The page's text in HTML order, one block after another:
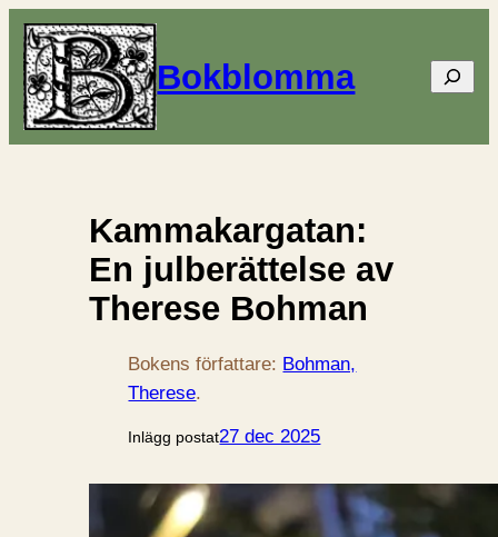
Bokblomma Sök
Kammakargatan:
En julberättelse av
Therese Bohman
Bokens författare: Bohman,
Therese.
Inlägg postat27 dec 2025